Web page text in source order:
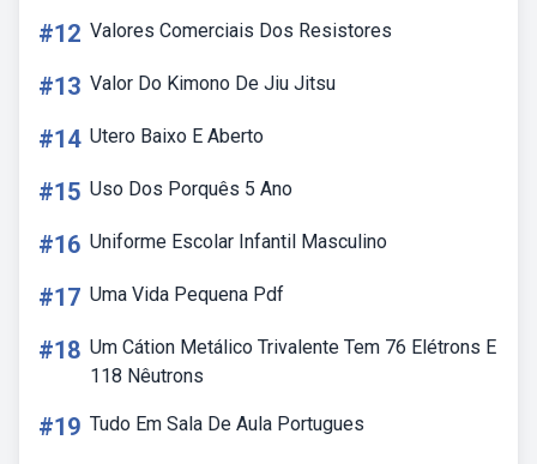
#12 Valores Comerciais Dos Resistores
#13 Valor Do Kimono De Jiu Jitsu
#14 Utero Baixo E Aberto
#15 Uso Dos Porquês 5 Ano
#16 Uniforme Escolar Infantil Masculino
#17 Uma Vida Pequena Pdf
#18 Um Cátion Metálico Trivalente Tem 76 Elétrons E
118 Nêutrons
#19 Tudo Em Sala De Aula Portugues